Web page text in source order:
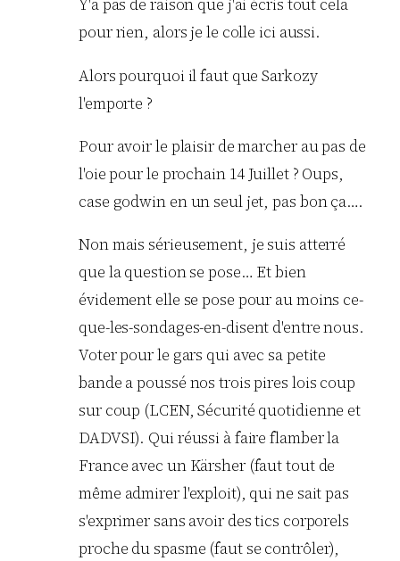
Y'a pas de raison que j'ai écris tout cela
pour rien, alors je le colle ici aussi.
Alors pourquoi il faut que Sarkozy
l'emporte ?
Pour avoir le plaisir de marcher au pas de
l'oie pour le prochain 14 Juillet ? Oups,
case godwin en un seul jet, pas bon ça….
Non mais sérieusement, je suis atterré
que la question se pose… Et bien
évidement elle se pose pour au moins ce-
que-les-sondages-en-disent d'entre nous.
Voter pour le gars qui avec sa petite
bande a poussé nos trois pires lois coup
sur coup (LCEN, Sécurité quotidienne et
DADVSI). Qui réussi à faire flamber la
France avec un Kärsher (faut tout de
même admirer l'exploit), qui ne sait pas
s'exprimer sans avoir des tics corporels
proche du spasme (faut se contrôler),